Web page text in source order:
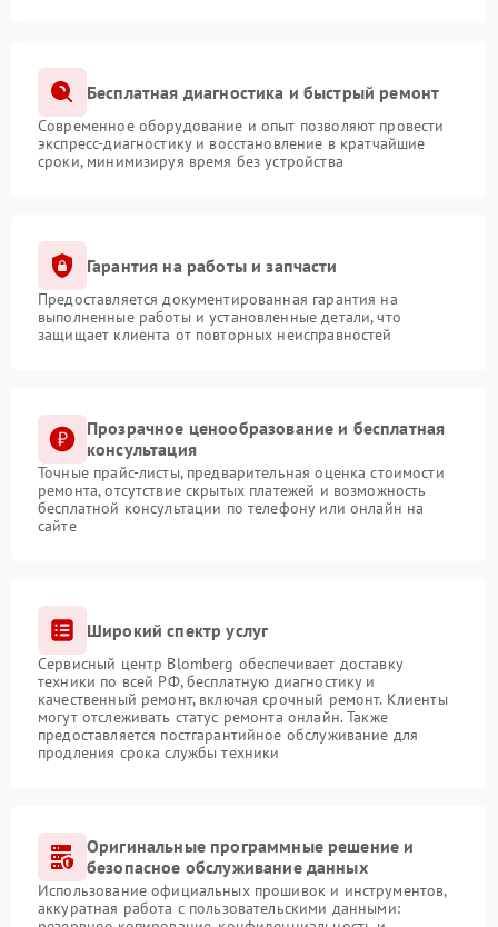
Бесплатная диагностика и быстрый ремонт
Современное оборудование и опыт позволяют провести
экспресс-диагностику и восстановление в кратчайшие
сроки, минимизируя время без устройства
Гарантия на работы и запчасти
Предоставляется документированная гарантия на
выполненные работы и установленные детали, что
защищает клиента от повторных неисправностей
Прозрачное ценообразование и бесплатная
консультация
Точные прайс-листы, предварительная оценка стоимости
ремонта, отсутствие скрытых платежей и возможность
бесплатной консультации по телефону или онлайн на
сайте
Широкий спектр услуг
Сервисный центр Blomberg обеспечивает доставку
техники по всей РФ, бесплатную диагностику и
качественный ремонт, включая срочный ремонт. Клиенты
могут отслеживать статус ремонта онлайн. Также
предоставляется постгарантийное обслуживание для
продления срока службы техники
Оригинальные программные решение и
безопасное обслуживание данных
Использование официальных прошивок и инструментов,
аккуратная работа с пользовательскими данными: